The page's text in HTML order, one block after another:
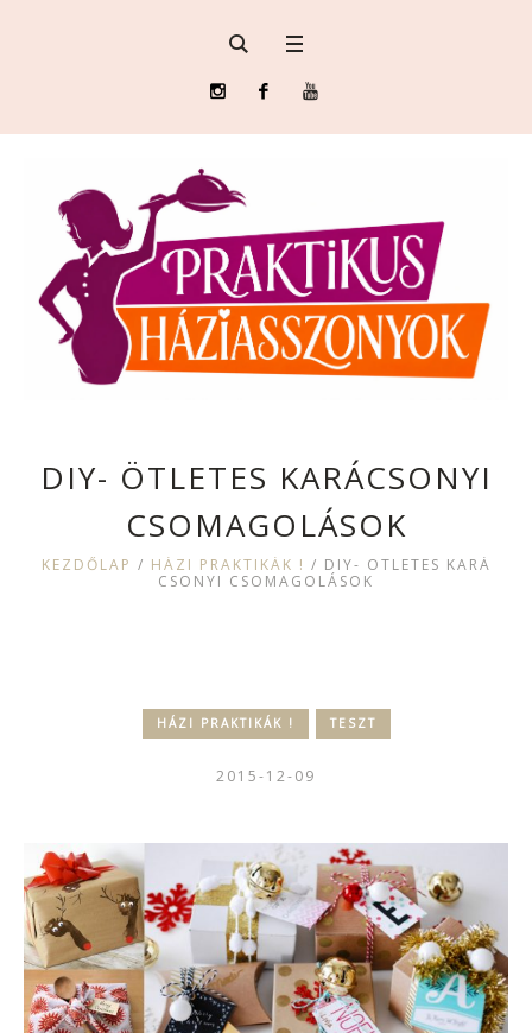
DIY- ÖTLETES KARÁCSONYI
CSOMAGOLÁSOK
KEZDŐLAP / HÁZI PRAKTIKÁK ! / DIY- ÖTLETES KARÁ
CSONYI CSOMAGOLÁSOK
HÁZI PRAKTIKÁK ! TESZT
2015-12-09